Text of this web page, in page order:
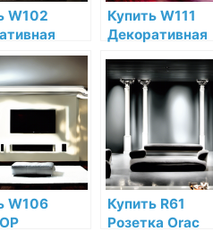
W102
Cubi Orac
по
цене в
Купить W111
Декоративная
Bar Полиуретан
Orac Decor по
низкой цене в
интернет-
магазине
W106
Купить R61
Розетка Orac